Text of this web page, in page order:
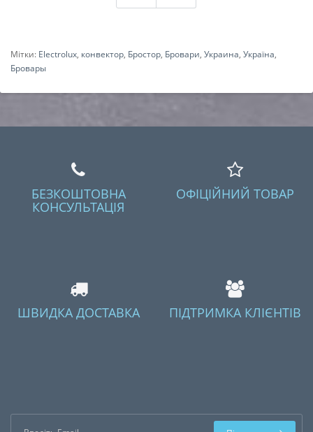
Мітки: Electrolux, конвектор, Бростор, Бровари, Украина, Україна,
Бровары
БЕЗКОШТОВНА
КОНСУЛЬТАЦІЯ
ОФІЦІЙНИЙ ТОВАР
ШВИДКА ДОСТАВКА ПІДТРИМКА КЛІЄНТІВ